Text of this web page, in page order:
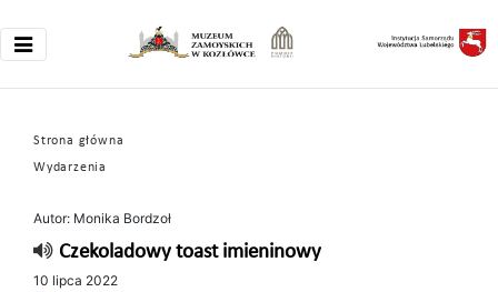
Strona główna
Wydarzenia
Autor: Monika Bordzoł
Czekoladowy toast imieninowy
10 lipca 2022